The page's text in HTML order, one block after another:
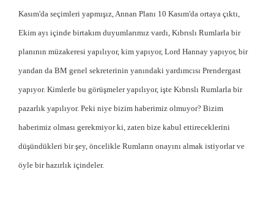
Kasım'da seçimleri yapmışız, Annan Planı 10 Kasım'da ortaya çıktı,
Ekim ayı içinde birtakım duyumlarımız vardı, Kıbrıslı Rumlarla bir
planının müzakeresi yapılıyor, kim yapıyor, Lord Hannay yapıyor, bir
yandan da BM genel sekreterinin yanındaki yardımcısı Prendergast
yapıyor. Kimlerle bu görüşmeler yapılıyor, işte Kıbrıslı Rumlarla bir
pazarlık yapılıyor. Peki niye bizim haberimiz olmuyor? Bizim
haberimiz olması gerekmiyor ki, zaten bize kabul ettireceklerini
düşündükleri bir şey, öncelikle Rumların onayını almak istiyorlar ve
öyle bir hazırlık içindeler.